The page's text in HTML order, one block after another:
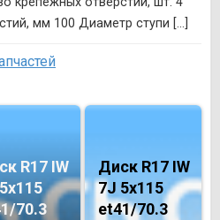
мм 100 Диаметр ступи [...]
R17 IW
70.3
Диск R17 IW
7J 5х115
et41/70.3